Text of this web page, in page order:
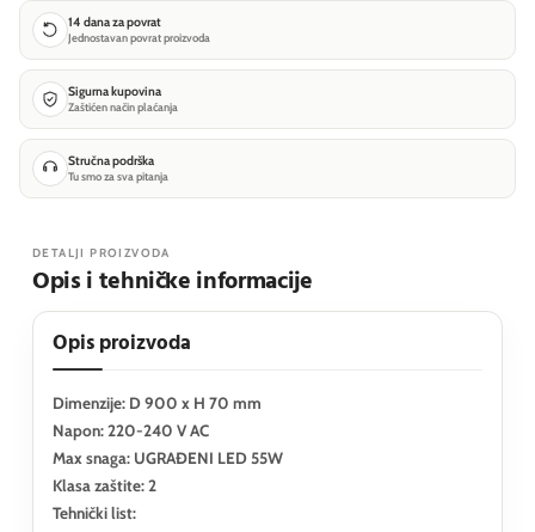
14 dana za povrat
Jednostavan povrat proizvoda
Sigurna kupovina
Zaštićen način plaćanja
Stručna podrška
Tu smo za sva pitanja
DETALJI PROIZVODA
Opis i tehničke informacije
Opis proizvoda
Dimenzije: D 900 x H 70 mm
Napon: 220-240 V AC
Max snaga: UGRAĐENI LED 55W
Klasa zaštite: 2
Tehnički list: